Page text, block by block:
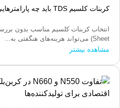
کربنات کلسیم TDS باید چه پارامترهایی داشته باشد؟
Sheet) می‌تواند هزینه‌های هنگفتی به...
مشاهده بیشتر